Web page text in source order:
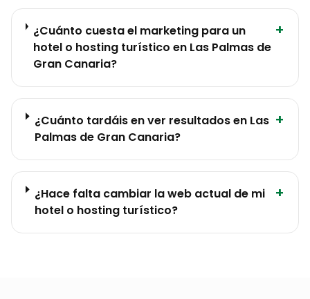
¿Cuánto cuesta el marketing para un
hotel o hosting turístico en Las Palmas de
Gran Canaria?
+
¿Cuánto tardáis en ver resultados en Las
Palmas de Gran Canaria?
+
¿Hace falta cambiar la web actual de mi
hotel o hosting turístico?
+